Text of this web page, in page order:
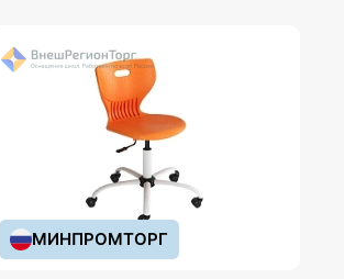
МИНПРОМТОРГ